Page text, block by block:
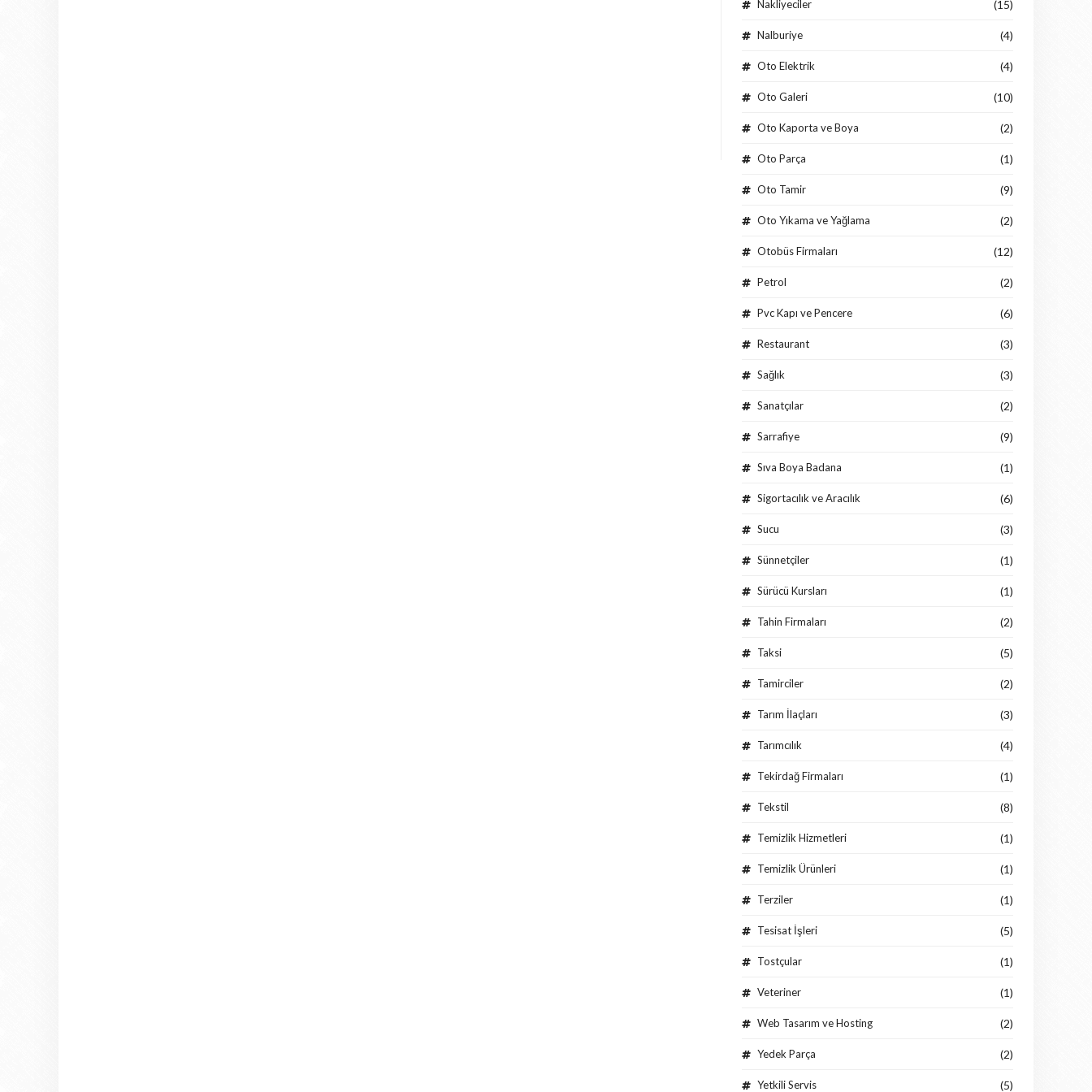
Nakliyeciler (15)
Nalburiye (4)
Oto Elektrik (4)
Oto Galeri (10)
Oto Kaporta ve Boya (2)
Oto Parça (1)
Oto Tamir (9)
Oto Yıkama ve Yağlama (2)
Otobüs Firmaları (12)
Petrol (2)
Pvc Kapı ve Pencere (6)
Restaurant (3)
Sağlık (3)
Sanatçılar (2)
Sarrafiye (9)
Sıva Boya Badana (1)
Sigortacılık ve Aracılık (6)
Sucu (3)
Sünnetçiler (1)
Sürücü Kursları (1)
Tahin Firmaları (2)
Taksi (5)
Tamirciler (2)
Tarım İlaçları (3)
Tarımcılık (4)
Tekirdağ Firmaları (1)
Tekstil (8)
Temizlik Hizmetleri (1)
Temizlik Ürünleri (1)
Terziler (1)
Tesisat İşleri (5)
Tostçular (1)
Veteriner (1)
Web Tasarım ve Hosting (2)
Yedek Parça (2)
Yetkili Servis (5)